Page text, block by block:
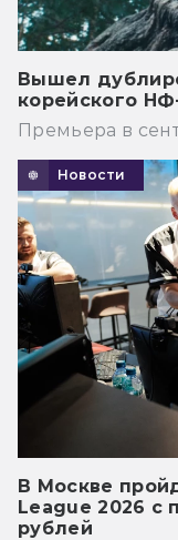
Вышел
корейского
Премьера в
Новости
В Москве
League 2026 с
рублей